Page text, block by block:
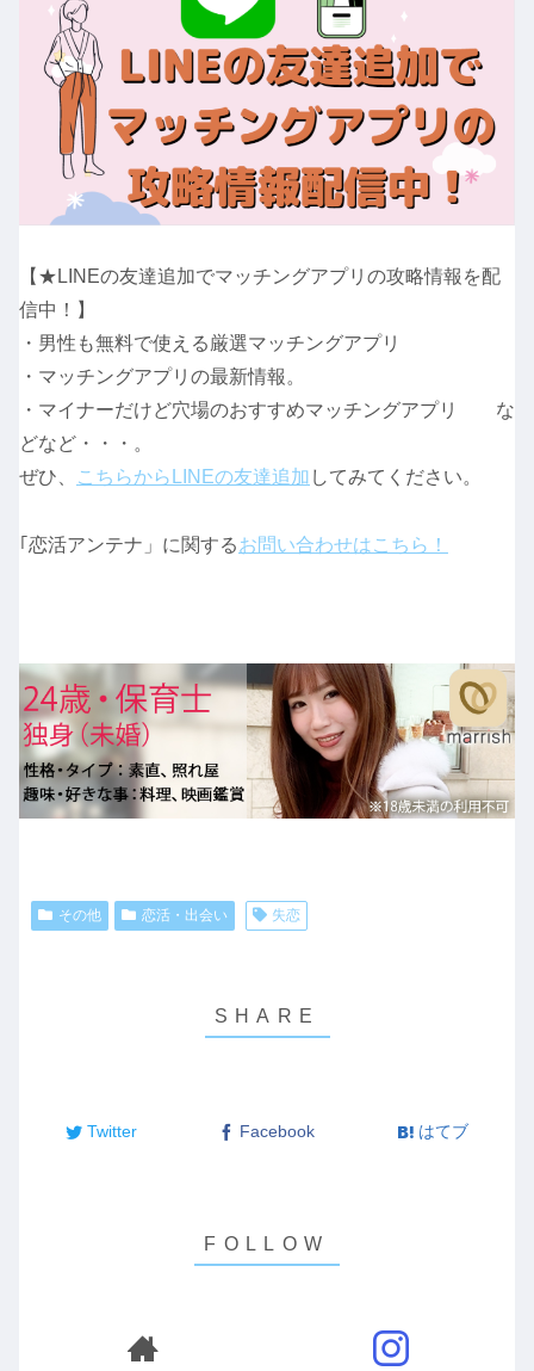
【★LINEの友達追加でマッチングアプリの攻略情報を配
信中！】
・男性も無料で使える厳選マッチングアプリ
・マッチングアプリの最新情報。
・マイナーだけど穴場のおすすめマッチングアプリ な
どなど・・・。
ぜひ、
こちらからLINEの友達追加 してみてください。
｢恋活アンテナ」に関するお問い合わせはこちら！
その他 恋活・出会い 失恋
Twitter Facebook はてブ